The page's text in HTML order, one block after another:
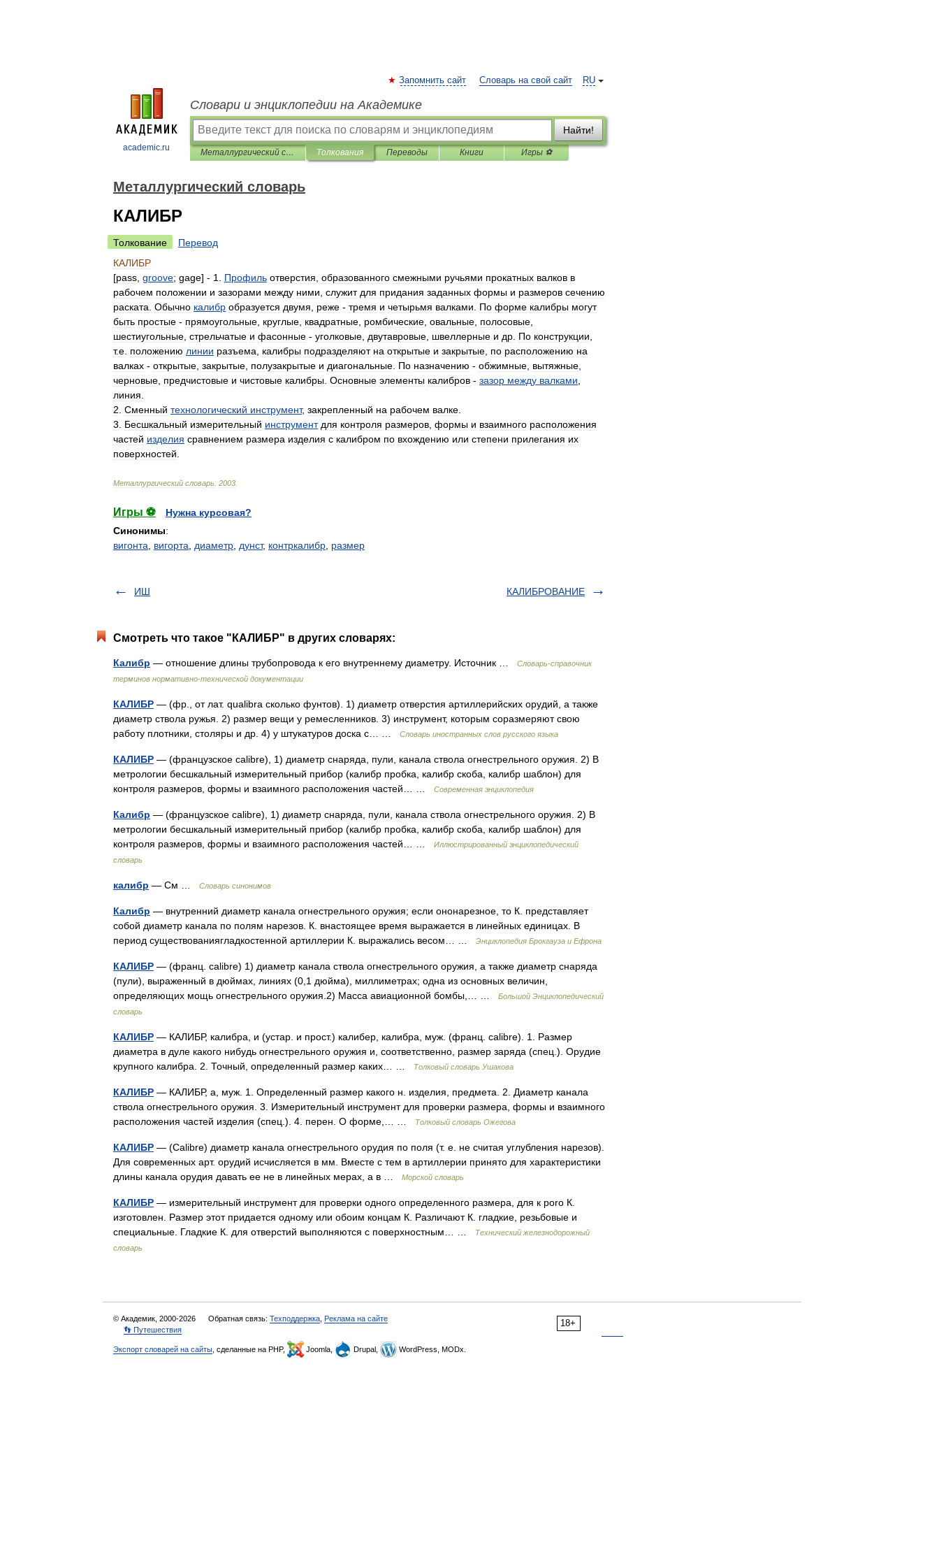
academic.ru
RU
Запомнить сайт Словарь на свой сайт
Словари и энциклопедии на Академике
Найти!
Металлургический словарь Толкования Переводы Книги Игры ⚽
Металлургический словарь
КАЛИБР
Толкование
Перевод
КАЛИБР
[pass groove; gage] - 1 Профиль отверстия образованного смежными ручьями прокатных валков в
рабочем положении и зазорами между ними служит для придания заданных формы и размеров сечению
раската Обычно калибр образуется двумя реже - тремя и четырьмя валками По форме калибры могут
быть простые - прямоугольные круглые квадратные ромбические овальные полосовые
шестиугольные стрельчатые и фасонные - уголковые двутавровые швеллерные и др По конструкции
т.е положению линии разъема калибры подразделяют на открытые и закрытые по расположению на
валках - открытые закрытые полузакрытые и диагональные По назначению - обжимные вытяжные
черновые предчистовые и чистовые калибры Основные элементы калибров - зазор между валками
линия
2 Сменный технологический инструмент, закрепленный на рабочем валке
3
Бесшкальный измерительный инструмент для контроля размеров формы и взаимного расположения
частей изделия сравнением размера изделия с калибром по вхождению или степени прилегания их
поверхностей
Металлургический словарь 2003
Игры ⚽
Нужна курсовая?
Синонимы:
вигонта
вигорта диаметр дунст, контркалибр размер
ИШ КАЛИБРОВАНИЕ
Смотреть что такое "КАЛИБР" в других словарях:
Калибр — отношение длины трубопровода к его внутреннему диаметру. Источник …
Словарь-справочник
терминов нормативно-технической документации
КАЛИБР — (фр., от лат. qualibra сколько фунтов). 1) диаметр отверстия артиллерийских орудий, а также
диаметр ствола ружья. 2) размер вещи у ремесленников. 3) инструмент, которым соразмеряют свою
работу плотники, столяры и др. 4) у штукатуров доска с… …
Словарь иностранных слов русского языка
КАЛИБР — (французское calibre), 1) диаметр снаряда, пули, канала ствола огнестрельного оружия. 2) В
метрологии бесшкальный измерительный прибор (калибр пробка, калибр скоба, калибр шаблон) для
контроля размеров, формы и взаимного расположения частей… …
Современная энциклопедия
Калибр — (французское calibre), 1) диаметр снаряда, пули, канала ствола огнестрельного оружия. 2) В
метрологии бесшкальный измерительный прибор (калибр пробка, калибр скоба, калибр шаблон) для
контроля размеров, формы и взаимного расположения частей… …
Иллюстрированный энциклопедический
словарь
калибр — См … Словарь синонимов
Калибр — внутренний диаметр канала огнестрельного оружия; если ононарезное, то К. представляет
собой диаметр канала по полям нарезов. К. внастоящее время выражается в линейных единицах. В
период существованиягладкостенной артиллерии К. выражались весом… …
Энциклопедия Брокгауза и Ефрона
КАЛИБР — (франц. calibre) 1) диаметр канала ствола огнестрельного оружия, а также диаметр снаряда
(пули), выраженный в дюймах, линиях (0,1 дюйма), миллиметрах; одна из основных величин,
определяющих мощь огнестрельного оружия.2) Масса авиационной бомбы,… …
Большой Энциклопедический
словарь
КАЛИБР — КАЛИБР, калибра, и (устар. и прост.) калибер, калибра, муж. (франц. calibre). 1. Размер
диаметра в дуле какого нибудь огнестрельного оружия и, соответственно, размер заряда (спец.). Орудие
крупного калибра. 2. Точный, определенный размер каких… …
Толковый словарь Ушакова
КАЛИБР — КАЛИБР, а, муж. 1. Определенный размер какого н. изделия, предмета. 2. Диаметр канала
ствола огнестрельного оружия. 3. Измерительный инструмент для проверки размера, формы и взаимного
расположения частей изделия (спец.). 4. перен. О форме,… …
Толковый словарь Ожегова
КАЛИБР — (Calibre) диаметр канала огнестрельного орудия по поля (т. е. не считая углубления нарезов).
Для современных арт. орудий исчисляется в мм. Вместе с тем в артиллерии принято для характеристики
длины канала орудия давать ее не в линейных мерах, а в …
Морской словарь
КАЛИБР — измерительный инструмент для проверки одного определенного размера, для к poro К.
изготовлен. Размер этот придается одному или обоим концам К. Различают К. гладкие, резьбовые и
специальные. Гладкие К. для отверстий выполняются с поверхностным… …
Технический железнодорожный
словарь
18+
© Академик, 2000-2026 Обратная связь: Техподдержка Реклама на сайте
👣 Путешествия
Экспорт словарей на сайты , сделанные на PHP, Joomla, Drupal, WordPress, MODx.